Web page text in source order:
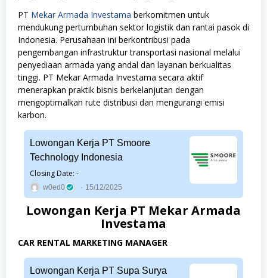
PT Mekar Armada Investama berkomitmen untuk
mendukung pertumbuhan sektor logistik dan rantai pasok di
Indonesia. Perusahaan ini berkontribusi pada
pengembangan infrastruktur transportasi nasional melalui
penyediaan armada yang andal dan layanan berkualitas
tinggi. PT Mekar Armada Investama secara aktif
menerapkan praktik bisnis berkelanjutan dengan
mengoptimalkan rute distribusi dan mengurangi emisi
karbon.
Lowongan Kerja PT Smoore
Technology Indonesia
Closing Date: -
w0ed0 15/12/2025
Lowongan Kerja PT Mekar Armada
Investama
CAR RENTAL MARKETING MANAGER
Lowongan Kerja PT Supa Surya